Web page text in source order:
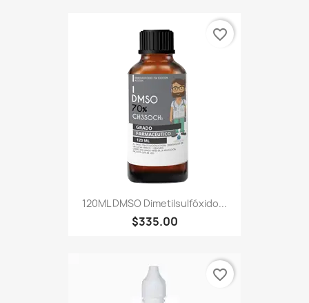
120ML DMSO Dimetilsulfóxido...
$335.00
favorite_border
favorite_border